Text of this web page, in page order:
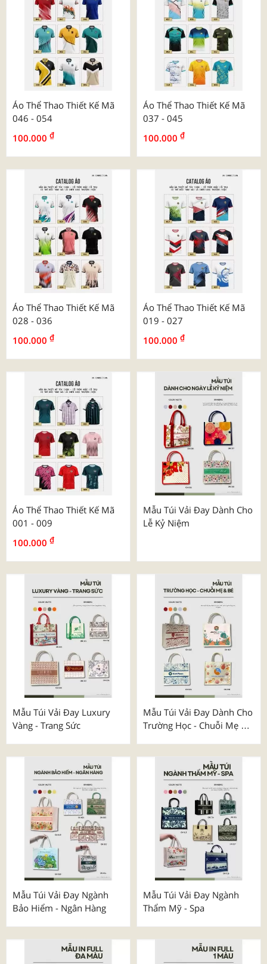
Áo Thể Thao Thiết Kế Mã
046 - 054
100.000 ₫
Áo Thể Thao Thiết Kế Mã
037 - 045
100.000 ₫
Áo Thể Thao Thiết Kế Mã
028 - 036
100.000 ₫
Áo Thể Thao Thiết Kế Mã
019 - 027
100.000 ₫
Áo Thể Thao Thiết Kế Mã
001 - 009
100.000 ₫
Mẫu Túi Vải Đay Dành Cho
Lễ Kỷ Niệm
Mẫu Túi Vải Đay Luxury
Vàng - Trang Sức
Mẫu Túi Vải Đay Dành Cho
Trường Học - Chuỗi Mẹ &
Mẫu Túi Vải Đay Ngành
Bảo Hiểm - Ngân Hàng
Mẫu Túi Vải Đay Ngành
Thẩm Mỹ - Spa